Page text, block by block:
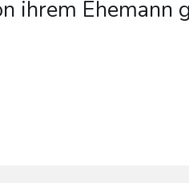
ihrem Ehemann